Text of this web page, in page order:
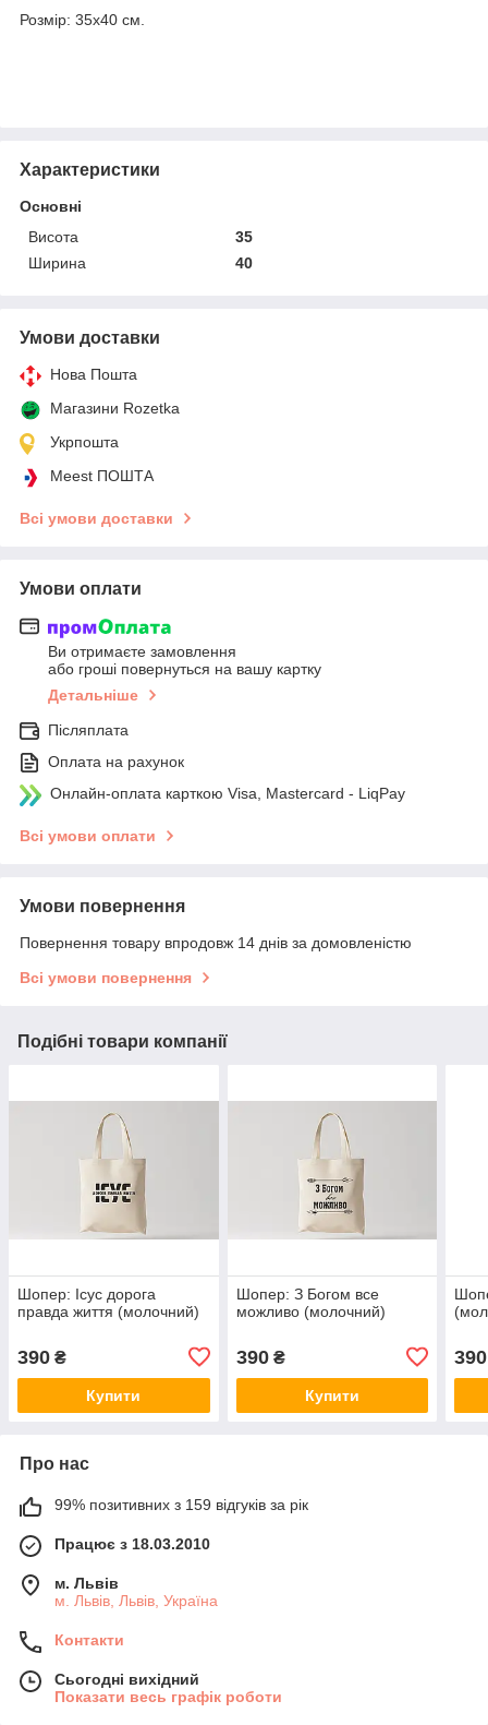
Розмір: 35х40 см.
Характеристики
Основні
Висота
35
Ширина
40
Умови доставки
Нова Пошта
Магазини Rozetka
Укрпошта
Meest ПОШТА
Всі умови доставки
Умови оплати
Ви отримаєте замовлення
або гроші повернуться на вашу картку
Детальніше
Післяплата
Оплата на рахунок
Онлайн-оплата карткою Visa, Mastercard - LiqPay
Всі умови оплати
Умови повернення
Повернення товару впродовж 14 днів за домовленістю
Всі умови повернення
Подібні товари компанії
Шопер: Ісус дорога
правда життя (молочний)
390 ₴
Купити
Шопер: З Богом все
можливо (молочний)
390₴
Купити
390
Про нас
99% позитивних з 159 відгуків за рік
Працює з 18.03.2010
м. Львів
м. Львів, Львів, Україна
Контакти
Сьогодні вихідний
Показати весь графік роботи